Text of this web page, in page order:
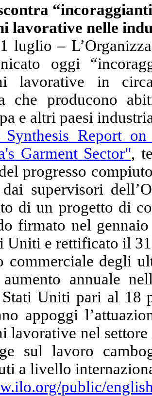
lavorative nelle
luglio –
oggi
lavorative in
che producono
e altri paesi
Synthesis Report
Garment Sector",
progresso
dai supervisori
di un progetto di
firmato nel
Uniti e rettificato il
commerciale degli
annuale
Uniti pari al 18
appoggi
lavorative nel
sul lavoro
a livello
public/